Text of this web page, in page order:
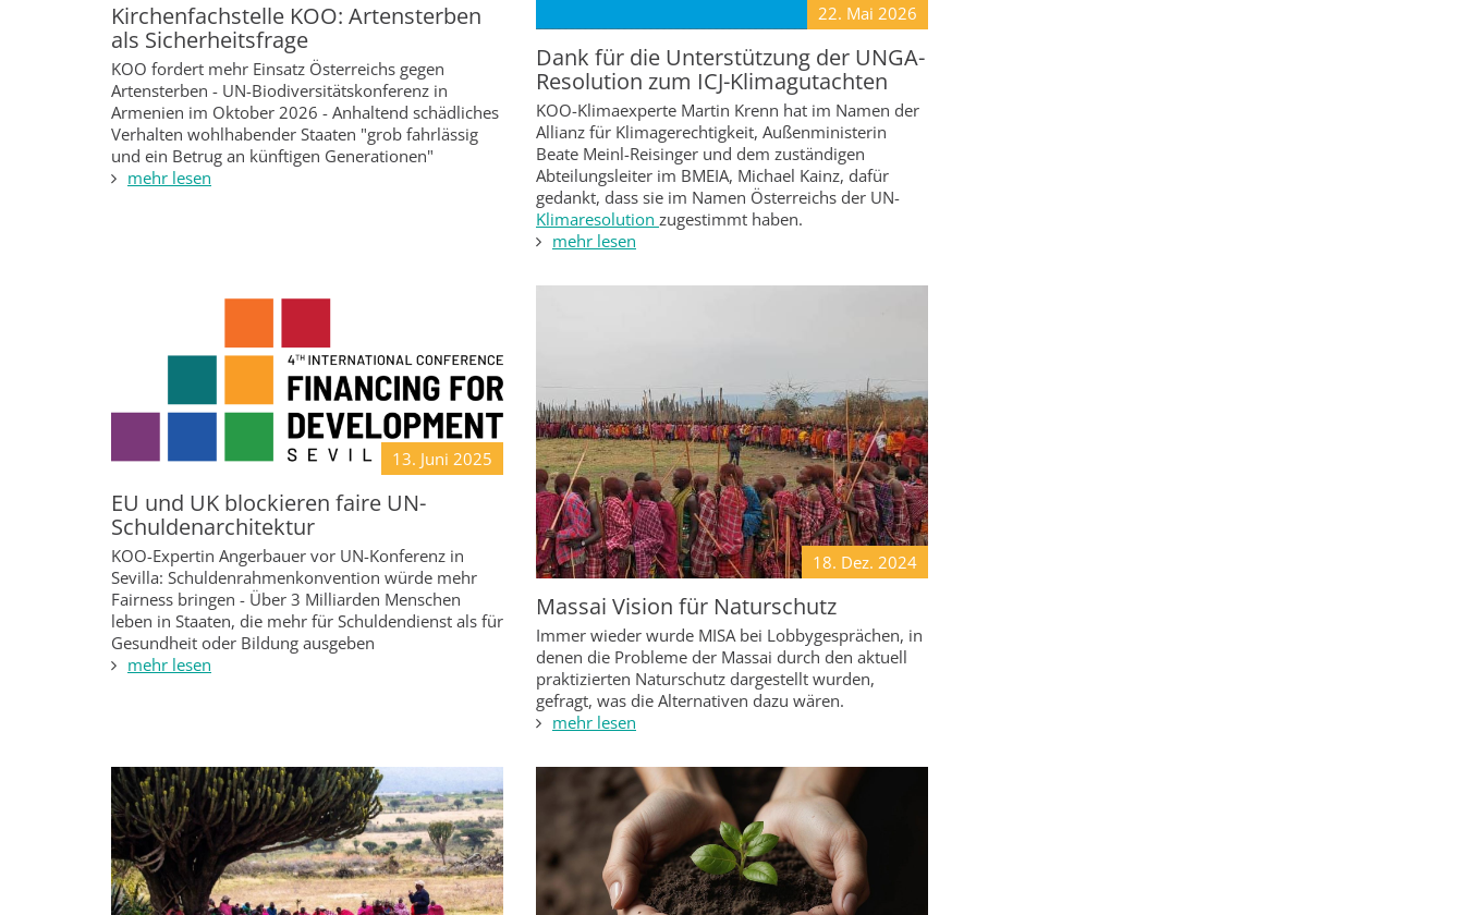
Kirchenfachstelle KOO: Artensterben
als Sicherheitsfrage
KOO fordert mehr Einsatz Österreichs gegen
Artensterben - UN-Biodiversitätskonferenz in
Armenien im Oktober 2026 - Anhaltend schädliches
Verhalten wohlhabender Staaten "grob fahrlässig
und ein Betrug an künftigen Generationen"
mehr lesen
22. Mai 2026
Dank für die Unterstützung der UNGA-
Resolution zum ICJ-Klimagutachten
KOO-Klimaexperte Martin Krenn hat im Namen der
Allianz für Klimagerechtigkeit, Außenministerin
Beate Meinl-Reisinger und dem zuständigen
Abteilungsleiter im BMEIA, Michael Kainz, dafür
gedankt, dass sie im Namen Österreichs der UN-
Klimaresolution zugestimmt haben.
mehr lesen
13. Juni 2025
EU und UK blockieren faire UN-
Schuldenarchitektur
KOO-Expertin Angerbauer vor UN-Konferenz in
Sevilla: Schuldenrahmenkonvention würde mehr
Fairness bringen - Über 3 Milliarden Menschen
leben in Staaten, die mehr für Schuldendienst als für
Gesundheit oder Bildung ausgeben
mehr lesen
18. Dez. 2024
Massai Vision für Naturschutz
Immer wieder wurde MISA bei Lobbygesprächen, in
denen die Probleme der Massai durch den aktuell
praktizierten Naturschutz dargestellt wurden,
gefragt, was die Alternativen dazu wären.
mehr lesen